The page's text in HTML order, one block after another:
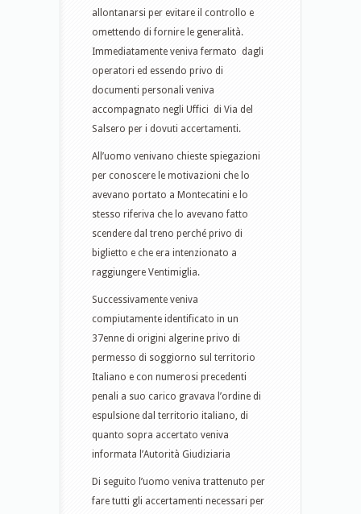
allontanarsi per evitare il controllo e
omettendo di fornire le generalità.
Immediatamente veniva fermato dagli
operatori ed essendo privo di
documenti personali veniva
accompagnato negli Uffici di Via del
Salsero per i dovuti accertamenti.
All’uomo venivano chieste spiegazioni
per conoscere le motivazioni che lo
avevano portato a Montecatini e lo
stesso riferiva che lo avevano fatto
scendere dal treno perché privo di
biglietto e che era intenzionato a
raggiungere Ventimiglia.
Successivamente veniva
compiutamente identificato in un
37enne di origini algerine privo di
permesso di soggiorno sul territorio
Italiano e con numerosi precedenti
penali a suo carico gravava l’ordine di
espulsione dal territorio italiano, di
quanto sopra accertato veniva
informata l’Autorità Giudiziaria
Di seguito l’uomo veniva trattenuto per
fare tutti gli accertamenti necessari per